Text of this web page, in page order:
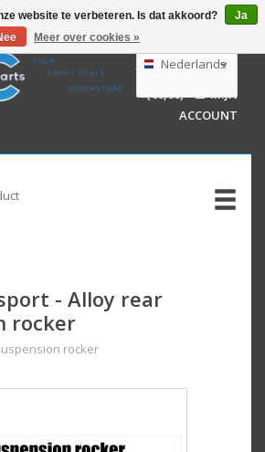
GBP
AUD
Nederlands
Deutsch
English
WINKELWAGEN
(€0,00)
MIJN
ACCOUNT
- Alloy rear
rocker
rocker
website te verbeteren. Is dat akkoord?
Ja
Meer over cookies »